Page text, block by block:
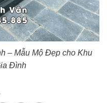
– Mẫu Mộ Đẹp cho Khu
Đình